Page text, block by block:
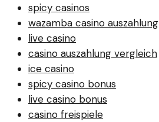
spicy casinos
wazamba casino auszahlung
live casino
casino auszahlung vergleich
ice casino
spicy casino bonus
live casino bonus
casino freispiele